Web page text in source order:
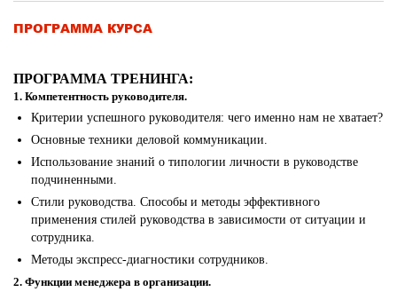
ПРОГРАММА КУРСА
ПРОГРАММА ТРЕНИНГА:
1. Компетентность руководителя.
Критерии успешного руководителя: чего именно нам не хватает?
Основные техники деловой коммуникации.
Использование знаний о типологии личности в руководстве
подчиненными.
Стили руководства. Способы и методы эффективного
применения стилей руководства в зависимости от ситуации и
сотрудника.
Методы экспресс-диагностики сотрудников.
2. Функции менеджера в организации.